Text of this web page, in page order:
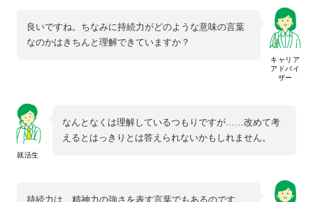
キャリア
アドバイ
ザー
良いですね。ちなみに持続力がどのような意味の言葉
なのかはきちんと理解できていますか？
就活生
なんとなくは理解しているつもりですが……改めて考
えるとはっきりとは答えられないかもしれません。
持続力は、精神力の強さを表す言葉でもあるのです。